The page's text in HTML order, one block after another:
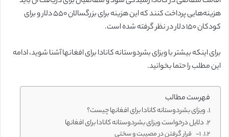
هزینه‌هایی پرداخت کنند که این هزینه برای بزرگسالان ۵۵۰ دلار و برای
کودکان ۱۵۰ دلار در نظر گرفته شده است.
برای اینکه بیشتر با ویزای بشردوستانه کانادا برای افغانها آشنا شوید، ادامه
این مطلب را حتما بخوانید.
فهرست مطالب
ویزای بشردوستانه کانادا برای افغانها چیست؟
دلایل درخواست ویزای بشردوستانه کانادا برای افغانها
۱- قرار گرفتن در مصیبت و سختی